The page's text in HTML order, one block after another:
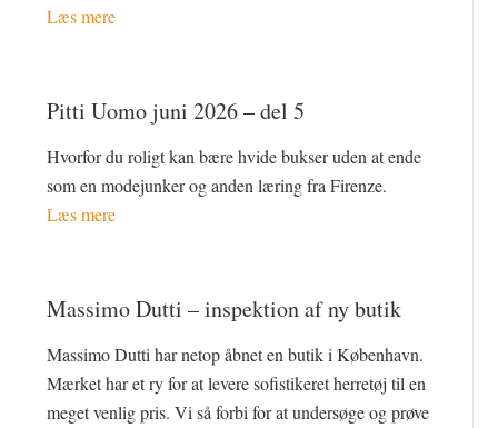
Læs mere
Pitti Uomo juni 2026 – del 5
Hvorfor du roligt kan bære hvide bukser uden at ende
som en modejunker og anden læring fra Firenze.
Læs mere
Massimo Dutti – inspektion af ny butik
Massimo Dutti har netop åbnet en butik i København.
Mærket har et ry for at levere sofistikeret herretøj til en
meget venlig pris. Vi så forbi for at undersøge og prøve